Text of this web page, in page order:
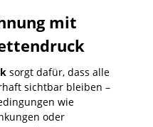
mit
sorgt dafür, dass alle
sichtbar bleiben –
wie
oder